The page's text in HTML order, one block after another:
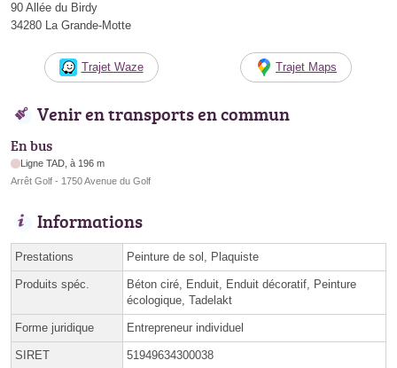
90 Allée du Birdy
34280 La Grande-Motte
Trajet Waze Trajet Maps
Venir en transports en commun
En bus
Ligne TAD, à 196 m
Arrêt Golf - 1750 Avenue du Golf
Informations
Prestations Peinture de sol, Plaquiste
Produits spéc.
Béton ciré, Enduit, Enduit décoratif, Peinture
écologique, Tadelakt
Forme juridique Entrepreneur individuel
SIRET 51949634300038